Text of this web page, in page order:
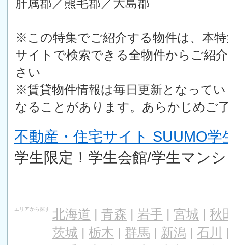
肝属郡／熊毛郡／大島郡
※この特集でご紹介する物件は、本
サイトで検索できる全物件からご紹
さい
※賃貸物件情報は毎日更新となって
なることがあります。あらかじめご
不動産・住宅サイト SUUMO学
学生限定！学生会館/学生マン
エリアから探す 北海道 青森 岩手 宮城
秋
茨城
栃木 群馬 新潟 石川